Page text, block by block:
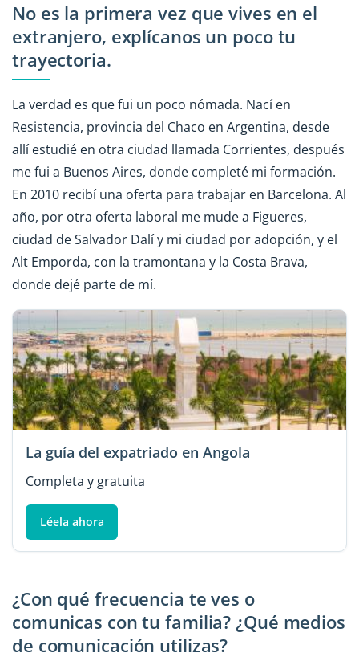
No es la primera vez que vives en el
extranjero, explícanos un poco tu
trayectoria.
La verdad es que fui un poco nómada. Nací en
Resistencia, provincia del Chaco en Argentina, desde
allí estudié en otra ciudad llamada Corrientes, después
me fui a Buenos Aires, donde completé mi formación.
En 2010 recibí una oferta para trabajar en Barcelona. Al
año, por otra oferta laboral me mude a Figueres,
ciudad de Salvador Dalí y mi ciudad por adopción, y el
Alt Emporda, con la tramontana y la Costa Brava,
donde dejé parte de mí.
La guía del expatriado en Angola
Completa y gratuita
Léela ahora
¿Con qué frecuencia te ves o
comunicas con tu familia? ¿Qué medios
de comunicación utilizas?